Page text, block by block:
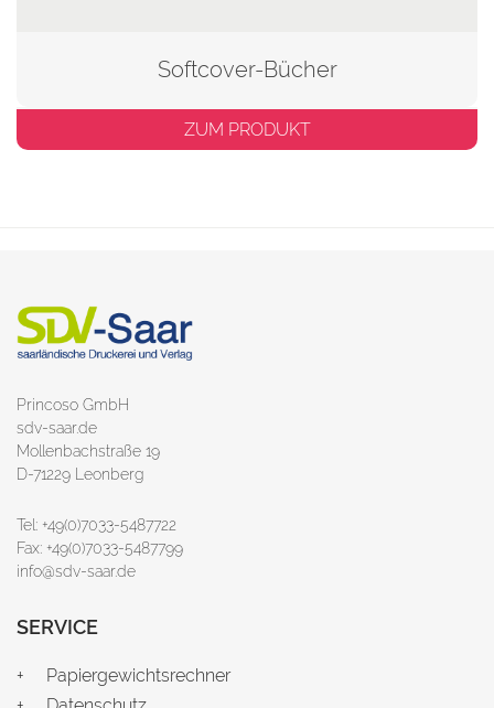
Softcover-Bücher
ZUM PRODUKT
Princoso GmbH
sdv-saar.de
Mollenbachstraße 19
D-71229 Leonberg
Tel: +49(0)7033-5487722
Fax: +49(0)7033-5487799
info@sdv-saar.de
SERVICE
Papiergewichtsrechner